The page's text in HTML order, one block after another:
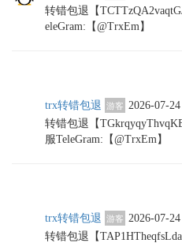
转错包退【
eleGram:【@TrxEm】
trx转错包退 游客 2026-07-24
转错包退【
服TeleGram:【@TrxEm】
trx转错包退 游客 2026-07-24
转错包退【